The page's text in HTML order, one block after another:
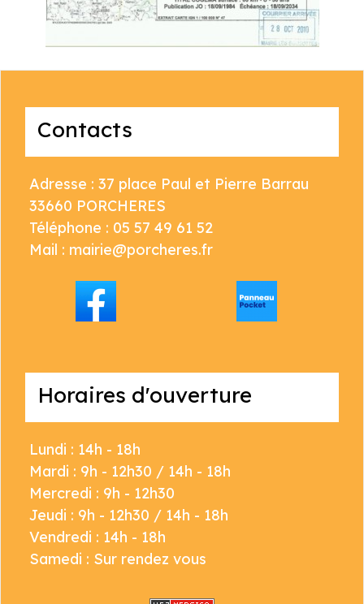
Contacts
Adresse : 37 place Paul et Pierre Barrau
33660 PORCHERES
Téléphone : 05 57 49 61 52
Mail : mairie@porcheres.fr
Horaires d'ouverture
Lundi : 14h - 18h
Mardi : 9h - 12h30 / 14h - 18h
Mercredi : 9h - 12h30
Jeudi : 9h - 12h30 / 14h - 18h
Vendredi : 14h - 18h
Samedi : Sur rendez vous